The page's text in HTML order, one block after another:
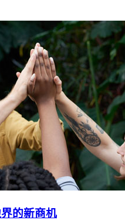
的新商机